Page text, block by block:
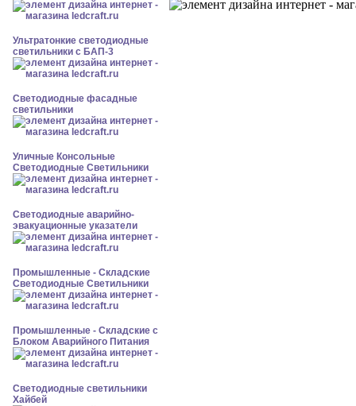
Ультратонкие светодиодные
светильники с БАП-3
Светодиодные фасадные
светильники
Уличные Консольные
Светодиодные Светильники
Светодиодные аварийно-
эвакуационные указатели
Промышленные - Складские
Светодиодные Светильники
Промышленные - Складские с
Блоком Аварийного Питания
Светодиодные светильники
Хайбей